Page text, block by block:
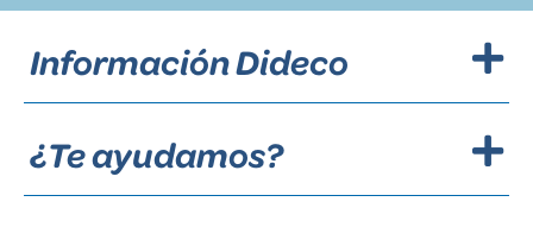
Información Dideco
¿Te ayudamos?